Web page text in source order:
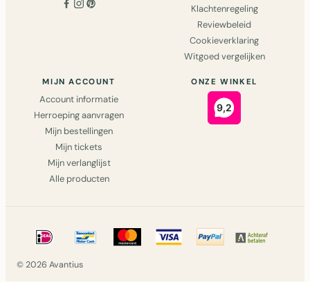
Klachtenregeling
Reviewbeleid
Cookieverklaring
Witgoed vergelijken
MIJN ACCOUNT
Account informatie
Herroeping aanvragen
Mijn bestellingen
Mijn tickets
Mijn verlanglijst
Alle producten
ONZE WINKEL
© 2026 Avantius